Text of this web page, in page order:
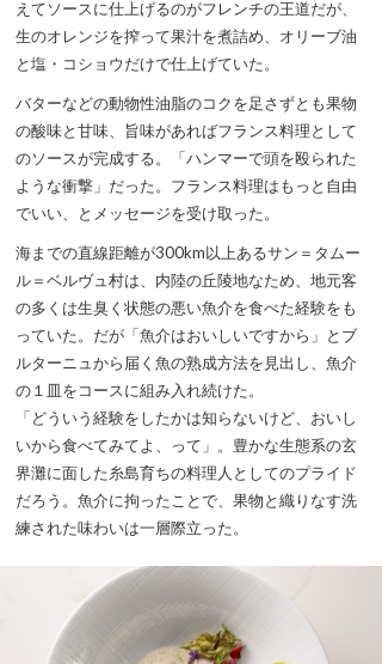
えてソースに仕上げるのがフレンチの王道だが、
生のオレンジを搾って果汁を煮詰め、オリーブ油
と塩・コショウだけで仕上げていた。
バターなどの動物性油脂のコクを足さずとも果物
の酸味と甘味、旨味があればフランス料理として
のソースが完成する。「ハンマーで頭を殴られた
ような衝撃」だった。フランス料理はもっと自由
でいい、とメッセージを受け取った。
海までの直線距離が300km以上あるサン＝タムー
ル＝ベルヴュ村は、内陸の丘陵地なため、地元客
の多くは生臭く状態の悪い魚介を食べた経験をも
っていた。だが「魚介はおいしいですから」とブ
ルターニュから届く魚の熟成方法を見出し、魚介
の１皿をコースに組み入れ続けた。
「どういう経験をしたかは知らないけど、おいし
いから食べてみてよ、って」。豊かな生態系の玄
界灘に面した糸島育ちの料理人としてのプライド
だろう。魚介に拘ったことで、果物と織りなす洗
練された味わいは一層際立った。